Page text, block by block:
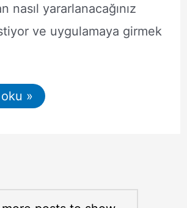
nasıl yararlanacağınız
ve uygulamaya girmek
oku »